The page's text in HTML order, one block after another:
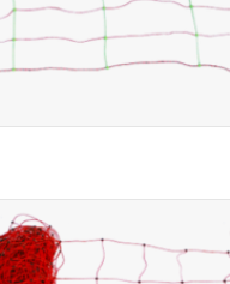
met kleine mazen horizontale lijn
H 90 cm X L 50 meter
AAN WINKELWAGEN